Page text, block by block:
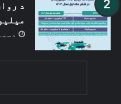
دسمبر 1,